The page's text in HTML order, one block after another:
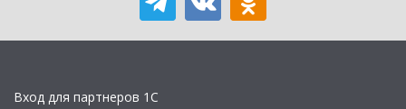
Вход для партнеров 1С